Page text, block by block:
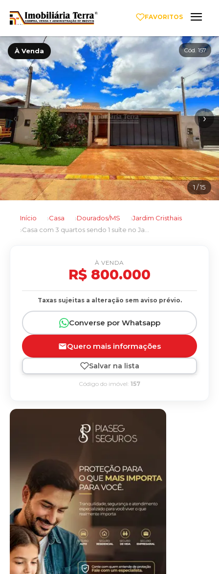
FAVORITOS
À Venda Cód. 157
‹ ›
1 / 15
Início Casa Dourados/MS
Jardim Cristhais
À VENDA
R$ 800.000
Taxas sujeitas a alteração sem aviso prévio.
Converse por Whatsapp
Quero mais informações
Salvar na lista
Código do imóvel: 157